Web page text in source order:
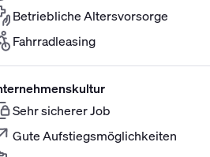
Betriebliche Altersvorsorge
Fahrradleasing
Sehr sicherer Job
Gute Aufstiegsmöglichkeiten